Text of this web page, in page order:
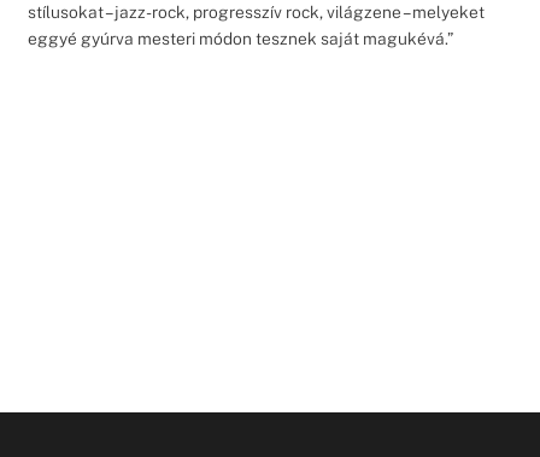
stílusokat – jazz-rock, progresszív rock, világzene – melyeket
eggyé gyúrva mesteri módon tesznek saját magukévá.”